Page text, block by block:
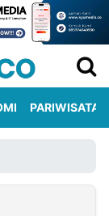
PARIWISATA